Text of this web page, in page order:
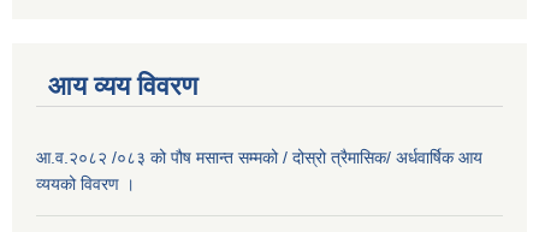
आय व्यय विवरण
आ.व.२०८२ /०८३ को पौष मसान्त सम्मको / दोस्रो त्रैमासिक/ अर्धवार्षिक आय
व्ययको विवरण ।